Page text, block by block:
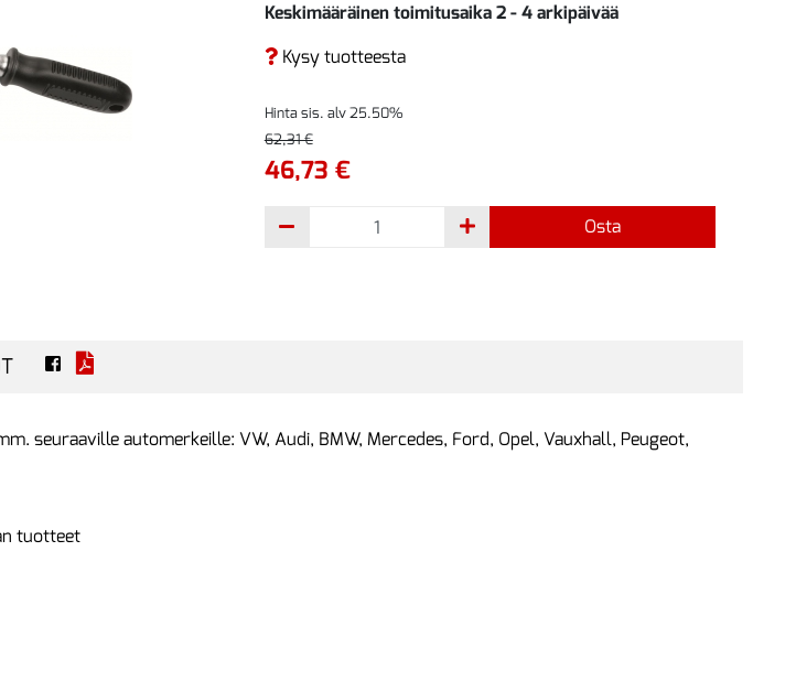
Keskimääräinen toimitusaika 2 - 4 arkipäivää
Kysy tuotteesta
Hinta sis. alv 25.50%
62,31 €
46,73 €
Osta
seuraaville automerkeille: VW, Audi, BMW, Mercedes, Ford, Opel, Vauxhall, Peugeot,
tuotteet